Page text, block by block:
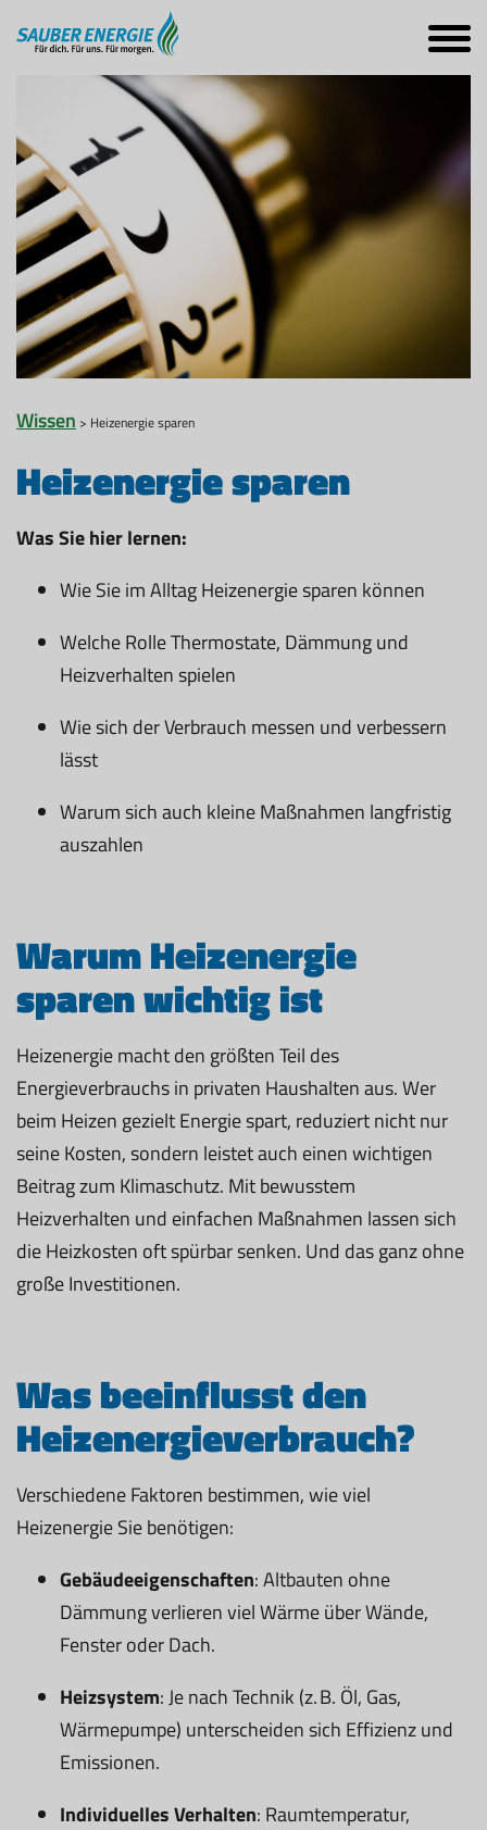
Wissen > Heizenergie sparen
Heizenergie sparen
Was Sie hier lernen:
Wie Sie im Alltag Heizenergie sparen können
Welche Rolle Thermostate, Dämmung und
Heizverhalten spielen
Wie sich der Verbrauch messen und verbessern
lässt
Warum sich auch kleine Maßnahmen langfristig
auszahlen
Warum Heizenergie
sparen wichtig ist
Heizenergie macht den größten Teil des
Energieverbrauchs in privaten Haushalten aus. Wer
beim Heizen gezielt Energie spart, reduziert nicht nur
seine Kosten, sondern leistet auch einen wichtigen
Beitrag zum Klimaschutz. Mit bewusstem
Heizverhalten und einfachen Maßnahmen lassen sich
die Heizkosten oft spürbar senken. Und das ganz ohne
große Investitionen.
Was beeinflusst den
Heizenergieverbrauch?
Verschiedene Faktoren bestimmen, wie viel
Heizenergie Sie benötigen:
Gebäudeeigenschaften: Altbauten ohne
Dämmung verlieren viel Wärme über Wände,
Fenster oder Dach.
Heizsystem: Je nach Technik (z. B. Öl, Gas,
Wärmepumpe) unterscheiden sich Effizienz und
Emissionen.
Individuelles Verhalten: Raumtemperatur,